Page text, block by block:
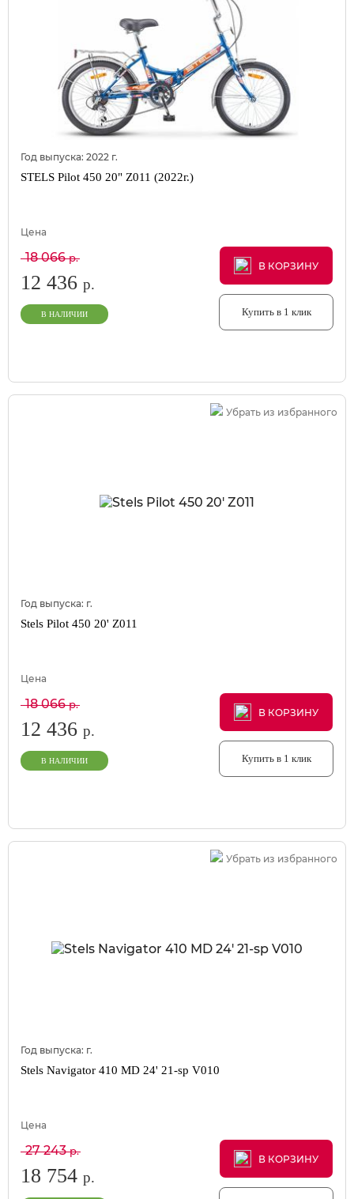
Год выпуска: 2022 г.
STELS Pilot 450 20" Z011 (2022г.)
Цена
18 066р.
12 436 р.
В НАЛИЧИИ
В КОРЗИНУ
В КОРЗИНУ
В КОРЗИНУ
Купить в 1 клик
Убрать из избранного
Год выпуска: г.
Stels Pilot 450 20' Z011
Цена
18 066р.
12 436 р.
В НАЛИЧИИ
В КОРЗИНУ
В КОРЗИНУ
В КОРЗИНУ
Купить в 1 клик
Убрать из избранного
Год выпуска: г.
Stels Navigator 410 MD 24' 21-sp V010
Цена
27 243р.
18 754 р.
В КОРЗИНУ
В КОРЗИНУ
В КОРЗИНУ